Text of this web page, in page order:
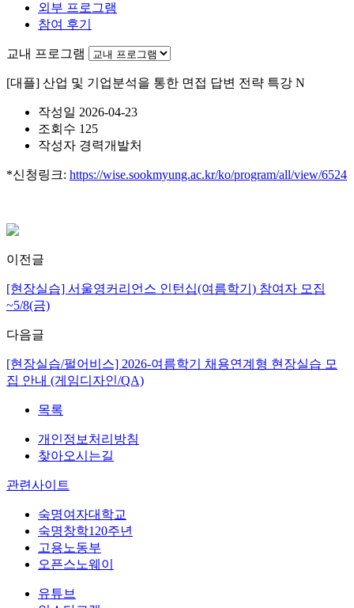
외부 프로그램
참여 후기
교내 프로그램
[대플] 산업 및 기업분석을 통한 면접 답변 전략 특강 N
작성일 2026-04-23
조회수 125
작성자 경력개발처
*신청링크: https://wise.sookmyung.ac.kr/ko/program/all/view/6524
이전글
[현장실습] 서울영커리언스 인턴십(여름학기) 참여자 모집
~5/8(금)
다음글
[현장실습/펄어비스] 2026-여름학기 채용연계형 현장실습 모
집 안내 (게임디자인/QA)
목록
개인정보처리방침
찾아오시는길
관련사이트
숙명여자대학교
숙명창학120주년
고용노동부
오픈스노웨이
유튜브